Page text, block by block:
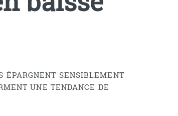
ÉPARGNENT SENSIBLEMENT
UNE TENDANCE DE